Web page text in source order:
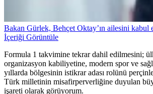
Bakan Gürlek, Behçet Oktay’ın ailesini kabul
İçeriği Görüntüle
Formula 1 takvimine tekrar dahil edilmesini;
organizasyon kabiliyetine, modern spor ve
yıllarda bölgesinin istikrar adası rolünü
Türk milletinin misafirperverliğine duyulan
işareti olarak görüyorum.